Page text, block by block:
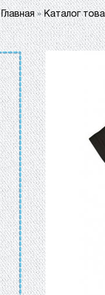
Главная»Каталог